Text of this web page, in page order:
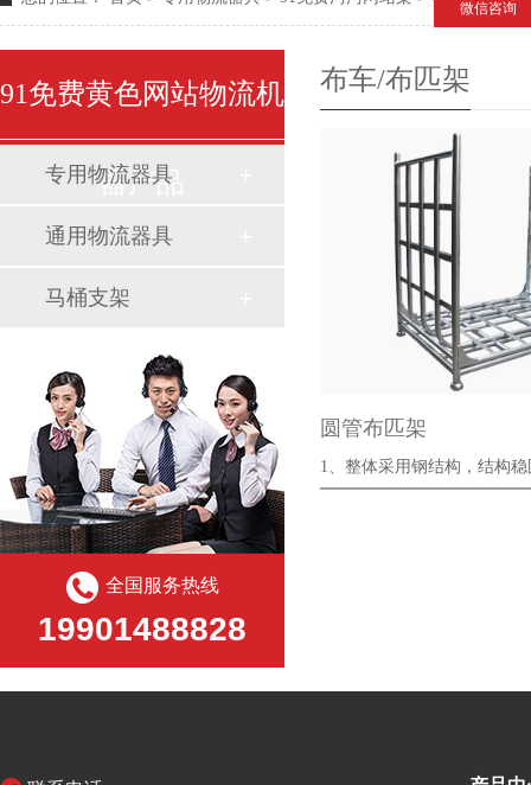
布车/布匹架
圆管布匹架
1、整体采用钢结构，结构稳
91免费黄色网站物流机
器产品
专用物流器具
通用物流器具
马桶支架
全国服务热线
19901488828
微信咨询